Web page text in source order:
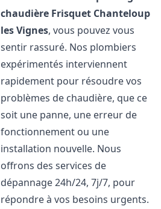
chaudière Frisquet Chanteloup
les Vignes, vous pouvez vous
sentir rassuré. Nos plombiers
expérimentés interviennent
rapidement pour résoudre vos
problèmes de chaudière, que ce
soit une panne, une erreur de
fonctionnement ou une
installation nouvelle. Nous
offrons des services de
dépannage 24h/24, 7j/7, pour
répondre à vos besoins urgents.